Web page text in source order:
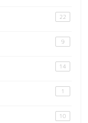
22
9
14
1
10